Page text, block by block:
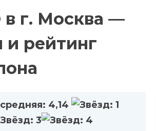
г. Москва —
и рейтинг
средняя: 4,14